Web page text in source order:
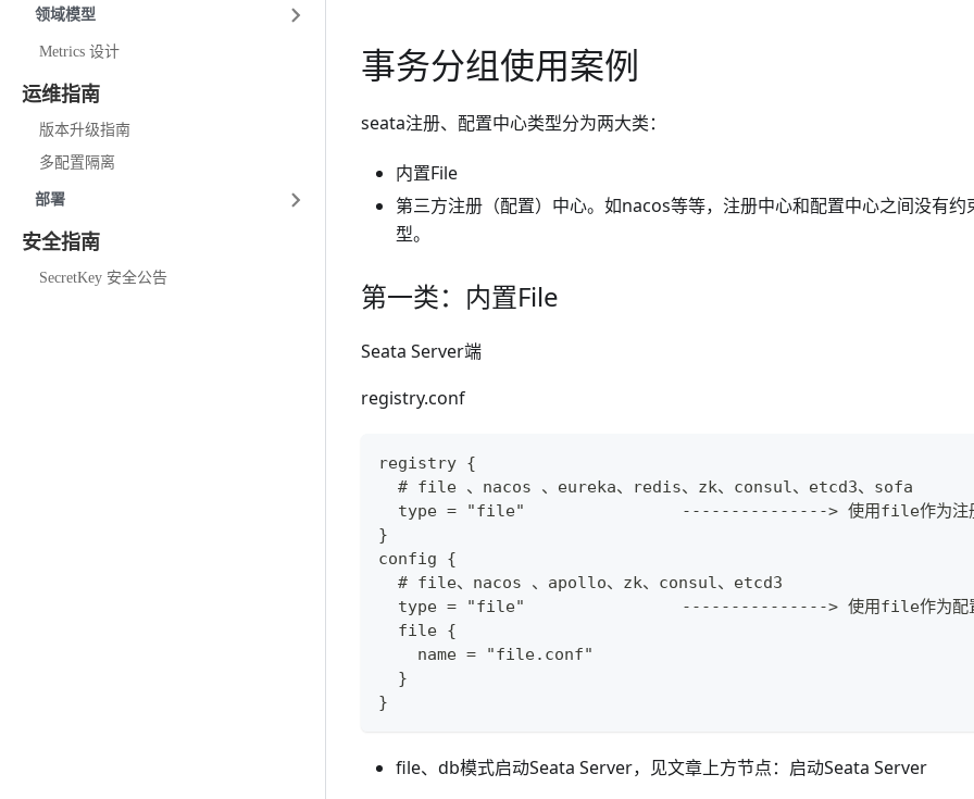
领域模型
Metrics 设计
运维指南
版本升级指南
多配置隔离
部署
安全指南
SecretKey 安全公告
事务分组使用案例
seata注册、配置中心类型分为两大类：
内置File
第三方注册（配置）中心。如nacos等等，注册中心和配置中心之间没有
型。
第一类：内置File
Seata Server端
registry.conf
registry {
  # file 、nacos 、eureka、redis、zk、consul、etcd3、sofa
type = "file"                ---------------> 使用file作为注
}
config {
  # file、nacos 、apollo、zk、consul、etcd3
type = "file"                ---------------> 使用file作为配
  file {
    name = "file.conf"
  }
}
file、db模式启动Seata Server，见文章上方节点：启动Seata Server